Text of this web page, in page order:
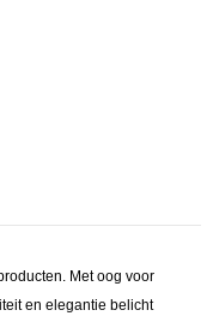
Met oog voor
en elegantie belicht